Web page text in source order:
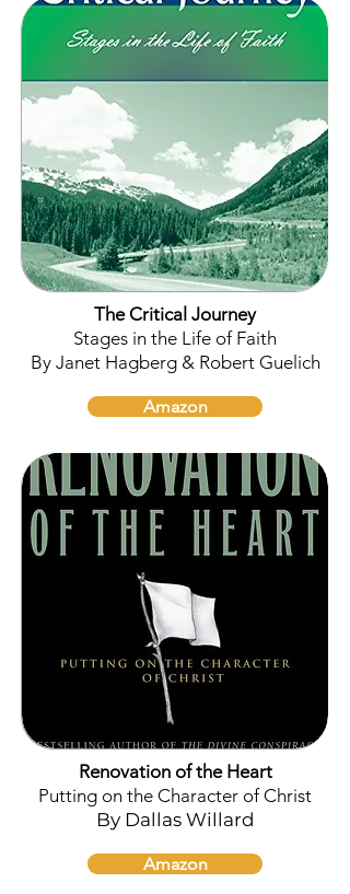
The Critical Journey
Stages in the Life of Faith
By Janet Hagberg & Robert Guelich
Amazon
Renovation of the Heart
Putting on the Character of Christ
By Dallas Willard
Amazon